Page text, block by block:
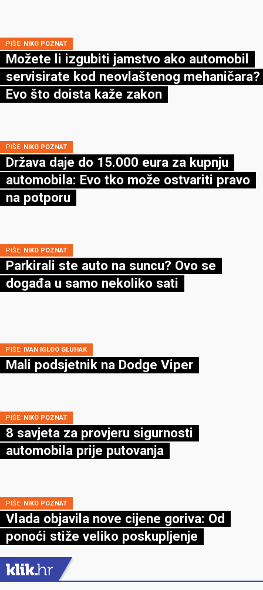
PIŠE: NIKO POZNAT
Možete li izgubiti jamstvo ako automobil
servisirate kod neovlaštenog mehaničara?
Evo što doista kaže zakon
PIŠE: NIKO POZNAT
Država daje do 15.000 eura za kupnju
automobila: Evo tko može ostvariti pravo
na potporu
PIŠE: NIKO POZNAT
Parkirali ste auto na suncu? Ovo se
događa u samo nekoliko sati
PIŠE: IVAN IGLOO GLUHAK
Mali podsjetnik na Dodge Viper
PIŠE: NIKO POZNAT
8 savjeta za provjeru sigurnosti
automobila prije putovanja
PIŠE: NIKO POZNAT
Vlada objavila nove cijene goriva: Od
ponoći stiže veliko poskupljenje